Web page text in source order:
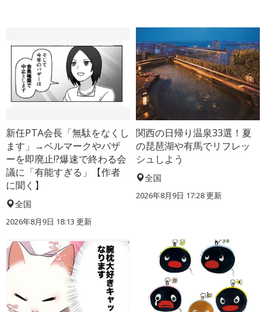
新任PTA会長「無駄をなくし
ます」→ベルマークやバザ
ーを即廃止!?爆速で終わる会
議に「有能すぎる」【作者
に聞く】
全国
2026年8月9日 18:13 更新
関西の日帰り温泉33選！夏
の琵琶湖や有馬でリフレッ
シュしよう
全国
2026年8月9日 17:28更新